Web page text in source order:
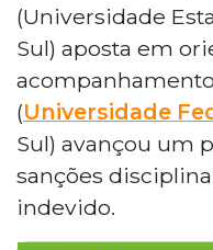
(Universidade
Sul) aposta em
(Universidade
Sul) avançou um
sanções
indevido.